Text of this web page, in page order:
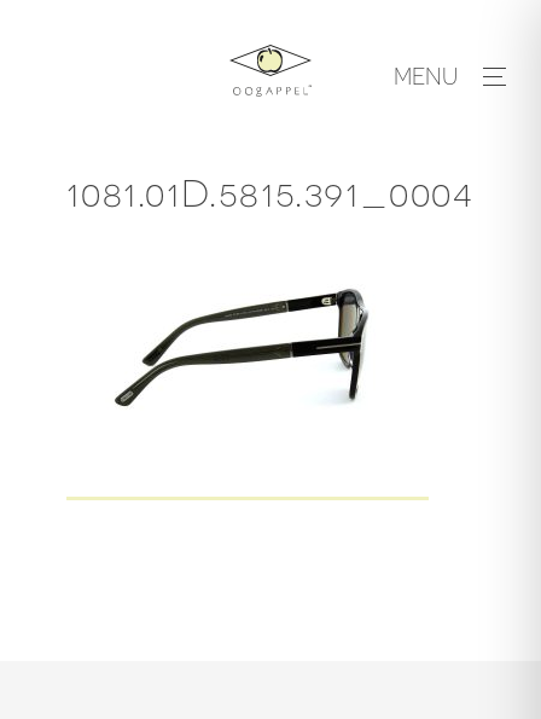
MENU
1081.01D.5815.391_0004